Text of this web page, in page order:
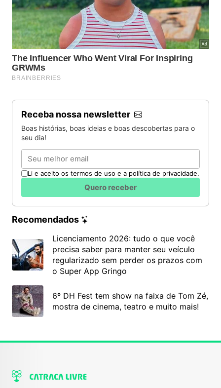
Receba nossa newsletter
Boas histórias, boas ideias e boas descobertas para o
seu dia!
Email
Li e aceito os termos de uso e a política de privacidade.
Quero receber
Recomendados
Licenciamento 2026: tudo o que você
precisa saber para manter seu veículo
regularizado sem perder os prazos com
o Super App Gringo
6º DH Fest tem show na faixa de Tom Zé,
mostra de cinema, teatro e muito mais!